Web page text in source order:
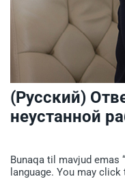
(Русский)
неустанной
Bunaqa til mavjud emas “
language. You may